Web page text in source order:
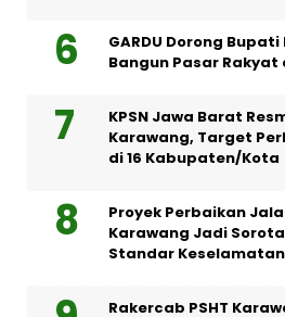
GARDU Dorong
Bangun Pasar
KPSN Jawa Barat
Karawang, Target
di 16 Kabupaten/Kota
Proyek Perbaikan
Karawang Jadi
Standar
Rakercab PSHT